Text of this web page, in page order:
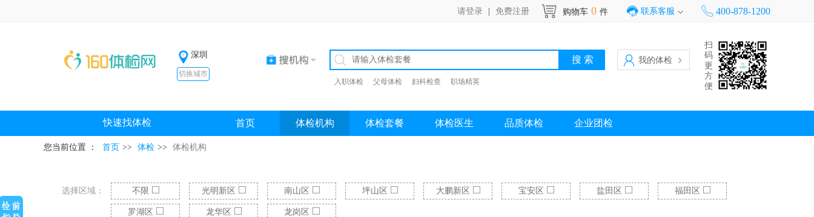
请登录 免费注册 购物车 0 件 联系客服 400-878-1200
深圳
切换城市
入职体检
父母体检 妇科检查 职场精英
我的体检
扫
码
更
方
便
快速找体检 首页 体检机构 体检套餐 体检医生 品质体检 企业团检
您当前位置 ： 首页 >> 体检 >> 体检机构
选择区域： 不限 光明新区 南山区 坪山区 大鹏新区 宝安区 盐田区 福田区
罗湖区 龙华区 龙岗区